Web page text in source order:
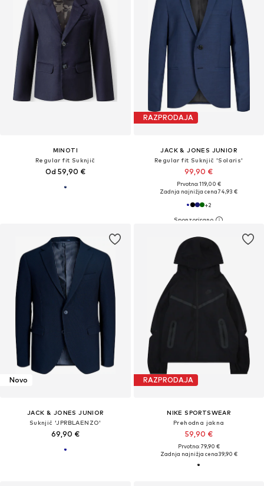
MINOTI
Regular fit Suknjič
Od 59,90 €
RAZPRODAJA
JACK & JONES JUNIOR
Regular fit Suknjič 'Solaris'
99,90 €
Prvotno: 119,00 €
Zadnja najnižja cena74,93 €
+2
Novo
JACK & JONES JUNIOR
Suknjič 'JPRBLAENZO'
69,90 €
RAZPRODAJA
NIKE SPORTSWEAR
Prehodna jakna
59,90 €
Prvotno: 79,90 €
Zadnja najnižja cena39,90 €